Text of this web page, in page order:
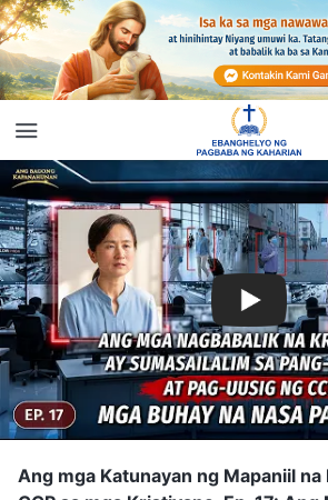
Ang mga Katunayan ng Mapaniil